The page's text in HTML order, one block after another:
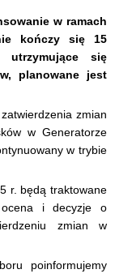
w ramach
kończy się 15
się
planowane jest
zmian
w Generatorze
w trybie
r. będą traktowane
i decyzje o
zmian w
poinformujemy